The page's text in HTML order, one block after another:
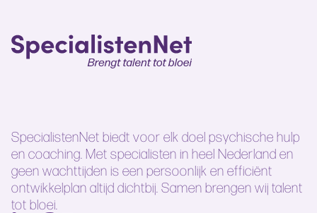
SpecialistenNet biedt voor elk doel psychische hulp
en coaching. Met specialisten in heel Nederland en
geen wachttijden is een persoonlijk en efficiënt
ontwikkelplan altijd dichtbij. Samen brengen wij talent
tot bloei.